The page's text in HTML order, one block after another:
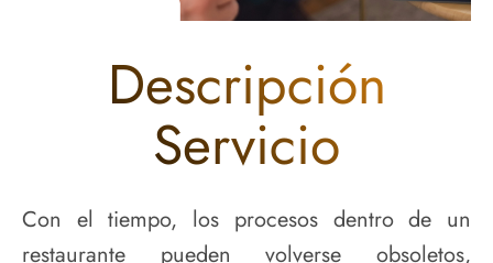
Descripción
Servicio
Con el tiempo, los procesos dentro de un
restaurante pueden volverse obsoletos,